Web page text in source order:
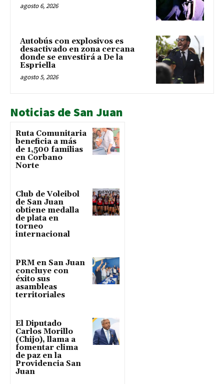
agosto 6, 2026
Autobús con explosivos es
desactivado en zona cercana
donde se envestirá a De la
Espriella
agosto 5, 2026
Noticias de San Juan
Ruta Comunitaria
beneficia a más
de 1,500 familias
en Corbano
Norte
Club de Voleibol
de San Juan
obtiene medalla
de plata en
torneo
internacional
PRM en San Juan
concluye con
éxito sus
asambleas
territoriales
El Diputado
Carlos Morillo
(Chijo), llama a
fomentar clima
de paz en la
Providencia San
Juan